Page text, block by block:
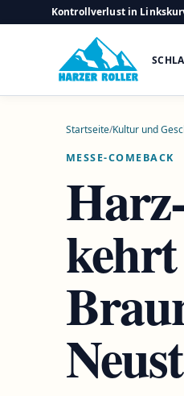
Kontrollverlust in
Startseite/Kultur und
MESSE-COMEBACK